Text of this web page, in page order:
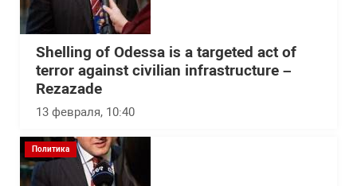
Shelling of Odessa is a targeted act of
terror against civilian infrastructure –
Rezazade
13 февраля, 10:40
Политика